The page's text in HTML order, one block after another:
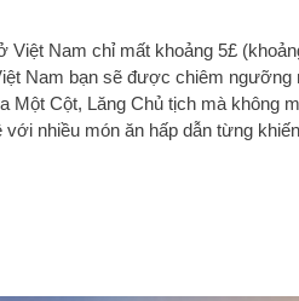
Việt Nam chỉ mất khoảng 5£
Nam bạn sẽ được chiêm ngưỡng
Một Cột, Lăng Chủ tịch mà không
nhiều món ăn hấp dẫn từng